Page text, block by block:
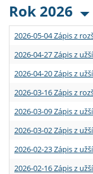
Rok 2026
2026-05-04 Zápis z
2026-04-27 Zápis z
2026-04-20 Zápis z
2026-03-16 Zápis z
2026-03-09 Zápis z
2026-03-02 Zápis z
2026-02-23 Zápis z
2026-02-16 Zápis z